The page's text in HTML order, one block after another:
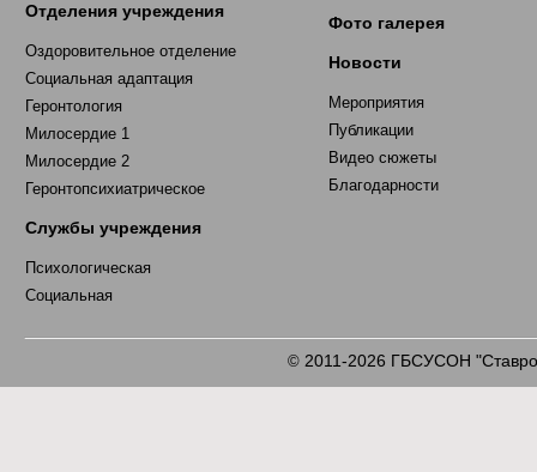
Отделения учреждения
Оздоровительное отделение
Социальная адаптация
Геронтология
Милосердие 1
Милосердие 2
Геронтопсихиатрическое
Службы учреждения
Психологическая
Социальная
Фото галерея
Новости
Мероприятия
Публикации
Видео сюжеты
Благодарности
©2011-2026 ГБСУСОН